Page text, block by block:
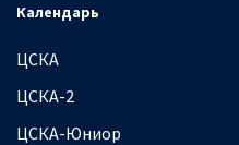
Календарь
ЦСКА
ЦСКА-2
ЦСКА-Юниор